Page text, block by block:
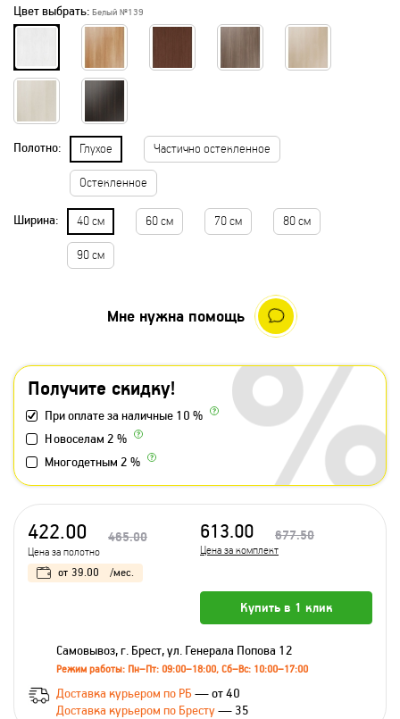
Цвет выбрать: Белый №139
Полотно: Глухое Частично остекленное
Остекленное
Ширина: 40 см 60 см 70 см 80 см
90 см
Получите скидку!
При оплате за наличные 10 %
Новоселам 2 %
Многодетным 2 %
Мне нужна помощь
422.00 465.00
Цена за полотно
613.00 677.50
Цена за комплект
от 39.00 /мес.
Купить в 1 клик
Самовывоз, г. Брест, ул. Генерала Попова 12
Режим работы: Пн–Пт: 09:00–18:00, Сб–Вс: 10:00–17:00
Доставка курьером по РБ — от 40
Доставка курьером по Бресту— 35